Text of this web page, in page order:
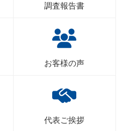
調査報告書
お客様の声
代表ご挨拶